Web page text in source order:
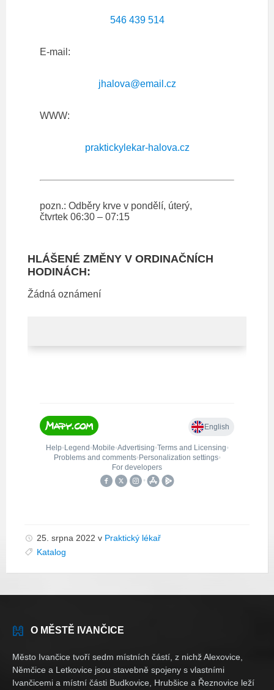
546 439 514
E-mail:
jhalova@email.cz
WWW:
praktickylekar-halova.cz
pozn.: Odběry krve v pondělí, úterý,
čtvrtek 06:30 – 07:15
HLÁŠENÉ ZMĚNY V ORDINAČNÍCH
HODINÁCH:
Žádná oznámení
25. srpna 2022 v Praktický lékař
Katalog
O MĚSTĚ IVANČICE
Město Ivančice tvoří sedm místních částí, z nichž Alexovice,
Němčice a Letkovice jsou stavebně spojeny s vlastními
Ivančicemi a místní části Budkovice, Hrubšice a Řeznovice leží